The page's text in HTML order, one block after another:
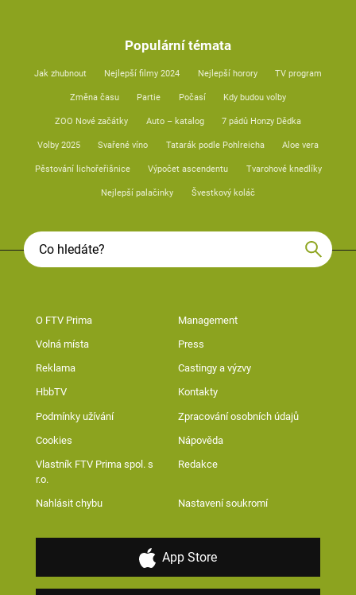
Populární témata
Jak zhubnout Nejlepší filmy 2024 Nejlepší horory TV program
Změna času Partie Počasí Kdy budou volby
ZOO Nové začátky Auto – katalog 7 pádů Honzy Dědka
Volby 2025 Svařené víno Tatarák podle Pohlreicha Aloe vera
Pěstování lichořeřišnice Výpočet ascendentu Tvarohové knedlíky
Nejlepší palačinky Švestkový koláč
O FTV Prima Management
Volná místa Press
Reklama Castingy a výzvy
HbbTV Kontakty
Podmínky užívání Zpracování osobních údajů
Cookies Nápověda
Vlastník FTV Prima spol. s
r.o.
Redakce
Nahlásit chybu Nastavení soukromí
App Store